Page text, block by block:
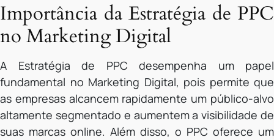
Importância da Estratégia de PPC
no Marketing Digital
A Estratégia de PPC desempenha um papel
fundamental no Marketing Digital, pois permite que
as empresas alcancem rapidamente um público-alvo
altamente segmentado e aumentem a visibilidade de
suas marcas online. Além disso, o PPC oferece um